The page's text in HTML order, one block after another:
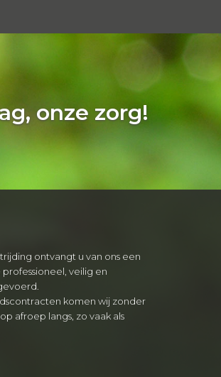
onze zorg!
ontvangt u van ons een
veilig en
komen wij zonder
afroep langs, zo vaak als